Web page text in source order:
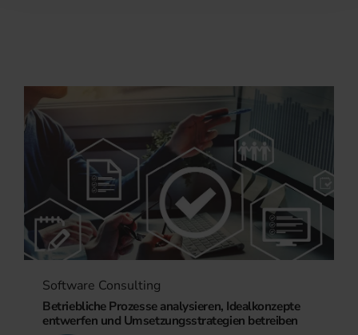
Software Consulting
Betriebliche Prozesse analysieren, Idealkonzepte
entwerfen und Umsetzungsstrategien betreiben